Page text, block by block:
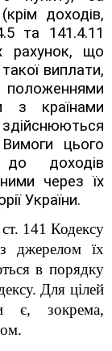
доходів,
та 141.4.11
рахунок, що
виплати,
з країнами
цього
доходів
через їх
України.
141 Кодексу
джерелом їх
в порядку
Для цілей
є, зокрема,